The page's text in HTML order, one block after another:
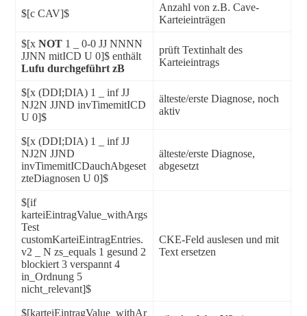
$[c CAV]$
Anzahl von z.B. Cave-
Karteieinträgen
$[x NOT 1 _ 0-0 JJ NNNN
JJNN mitICD U 0]$ enthält
Lufu durchgeführt zB
prüft Textinhalt des
Karteieintrags
$[x (DDI;DIA) 1 _ inf JJ
NJ2N JJND invTimemitICD
U 0]$
älteste/erste Diagnose, noch
aktiv
$[x (DDI;DIA) 1 _ inf JJ
NJ2N JJND
invTimemitICDauchAbgeset
zteDiagnosen U 0]$
älteste/erste Diagnose,
abgesetzt
$[if
karteiEintragValue_withArgs
Test
customKarteiEintragEntries.
v2 _ N zs_equals 1 gesund 2
blockiert 3 verspannt 4
in_Ordnung 5
nicht_relevant]$
CKE-Feld auslesen und mit
Text ersetzen
$[karteiEintragValue_withAr